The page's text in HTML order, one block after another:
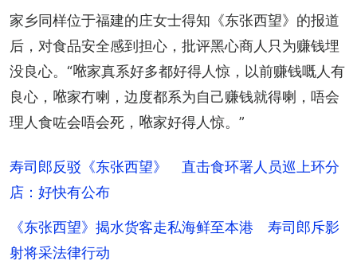
家乡同样位于福建的庄女士得知《东张西望》的报道
后，对食品安全感到担心，批评黑心商人只为赚钱埋
没良心。“𠵱家真系好多都好得人惊，以前赚钱嘅人有
良心，𠵱家冇喇，边度都系为自己赚钱就得喇，唔会
理人食咗会唔会死，𠵱家好得人惊。”
寿司郎反驳《东张西望》 直击食环署人员巡上环分
店：好快有公布
《东张西望》揭水货客走私海鲜至本港 寿司郎斥影
射将采法律行动